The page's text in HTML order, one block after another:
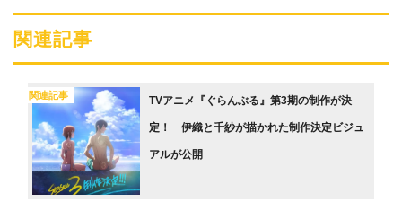
関連記事
関連記事 TVアニメ『ぐらんぶる』第3期の制作が決
定！ 伊織と千紗が描かれた制作決定ビジュ
アルが公開